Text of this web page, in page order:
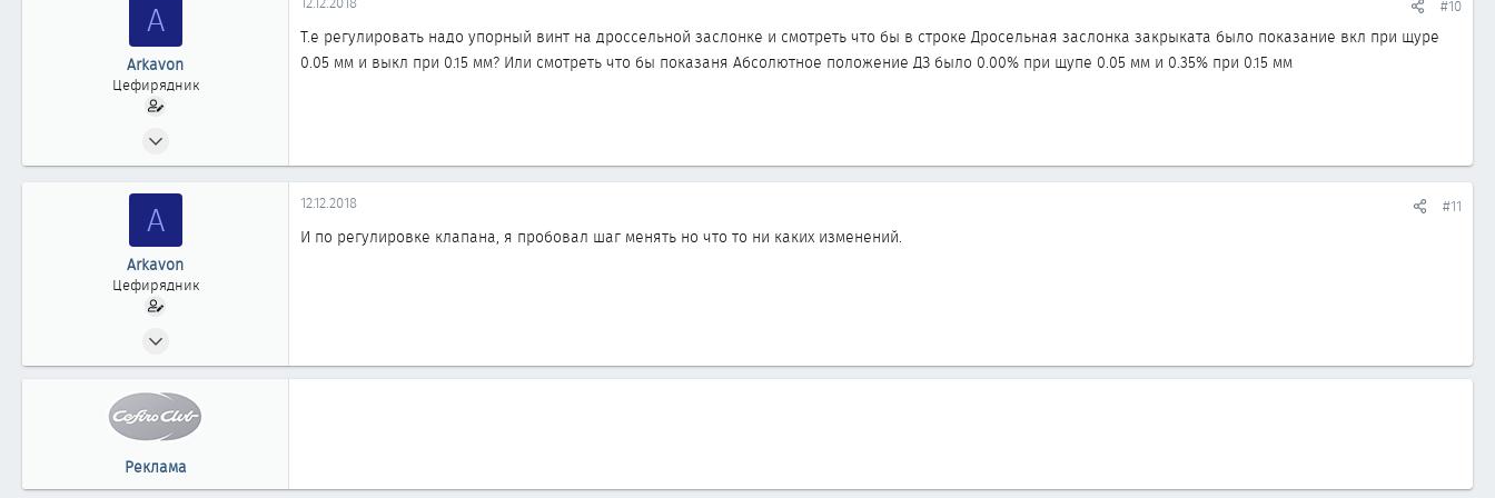
A
Arkavon
Цефирядник
58
#10
Т.е регулировать надо упорный винт на дроссельной заслонке и смотреть что бы в строке Дросельная заслонка закрыката было показание вкл при щуре
0.05 мм и выкл при 0.15 мм? Или смотреть что бы показаня Абсолютное положение ДЗ было 0.00% при щупе 0.05 мм и 0.35% при 0.15 мм
A
Arkavon
Цефирядник
58
12.12.2018 #11
И по регулировке клапана, я пробовал шаг менять но что то ни каких изменений.
Реклама